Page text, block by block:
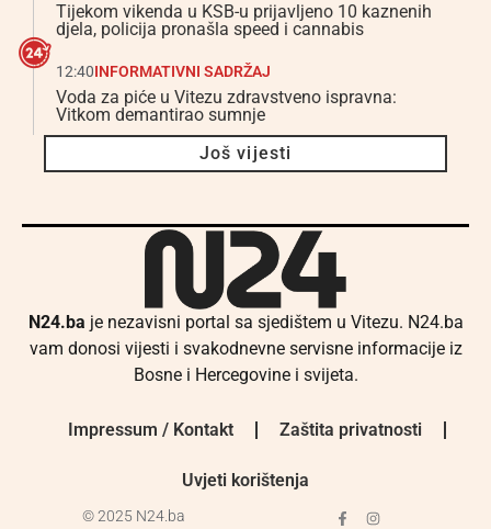
Tijekom vikenda u KSB-u prijavljeno 10 kaznenih
djela, policija pronašla speed i cannabis
12:40INFORMATIVNI SADRŽAJ
Voda za piće u Vitezu zdravstveno ispravna:
Vitkom demantirao sumnje
Još vijesti
N24.ba je nezavisni portal sa sjedištem u Vitezu. N24.ba
vam donosi vijesti i svakodnevne servisne informacije iz
Bosne i Hercegovine i svijeta.
Impressum / Kontakt Zaštita privatnosti
Uvjeti korištenja
© 2025 N24.ba